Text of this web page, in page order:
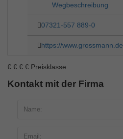
Wegbeschreibung
07321-557 889-0
https://www.grossmann.de
€ € € € Preisklasse
Kontakt mit der Firma